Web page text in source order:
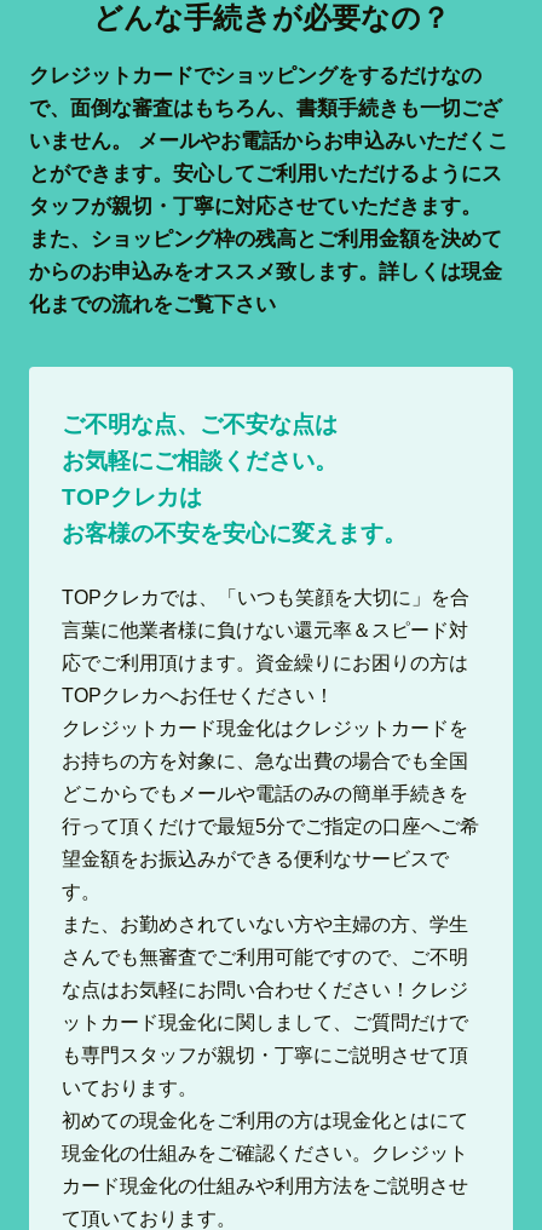
どんな手続きが必要なの？
クレジットカードでショッピングをするだけなの
で、面倒な審査はもちろん、書類手続きも一切ござ
いません。 メールやお電話からお申込みいただくこ
とができます。安心してご利用いただけるようにス
タッフが親切・丁寧に対応させていただきます。
また、ショッピング枠の残高とご利用金額を決めて
からのお申込みをオススメ致します。詳しくは現金
化までの流れをご覧下さい
ご不明な点、ご不安な点は
お気軽にご相談ください。
TOPクレカは
お客様の不安を安心に変えます。
TOPクレカでは、「いつも笑顔を大切に」を合
言葉に他業者様に負けない還元率＆スピード対
応でご利用頂けます。資金繰りにお困りの方は
TOPクレカへお任せください！
クレジットカード現金化はクレジットカードを
お持ちの方を対象に、急な出費の場合でも全国
どこからでもメールや電話のみの簡単手続きを
行って頂くだけで最短5分でご指定の口座へご希
望金額をお振込みができる便利なサービスで
す。
また、お勤めされていない方や主婦の方、学生
さんでも無審査でご利用可能ですので、ご不明
な点はお気軽にお問い合わせください！クレジ
ットカード現金化に関しまして、ご質問だけで
も専門スタッフが親切・丁寧にご説明させて頂
いております。
初めての現金化をご利用の方は現金化とはにて
現金化の仕組みをご確認ください。クレジット
カード現金化の仕組みや利用方法をご説明させ
て頂いております。